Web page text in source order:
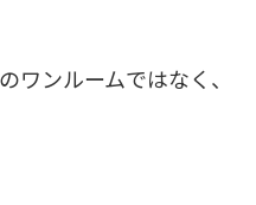
ワンルームではなく、